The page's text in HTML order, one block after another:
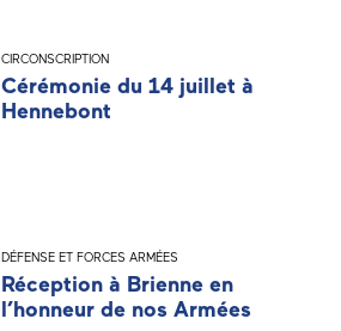
CIRCONSCRIPTION
Cérémonie du 14 juillet à
Hennebont
DÉFENSE ET FORCES ARMÉES
Réception à Brienne en
l’honneur de nos Armées